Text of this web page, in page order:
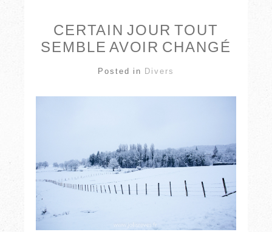
CERTAIN JOUR TOUT
SEMBLE AVOIR CHANGÉ
Posted in Divers